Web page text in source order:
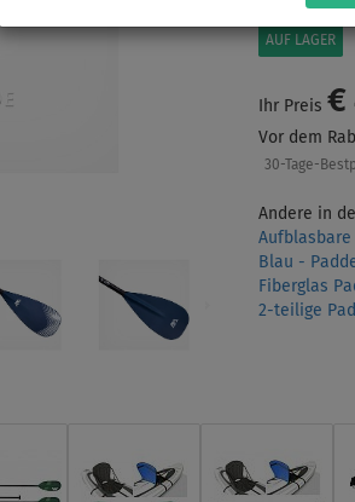
AUF LAGER
Ihr Preis €
Vor dem
30-Tage-
Andere in
Aufblasbare
Blau -
Fiberglas
2-teilige